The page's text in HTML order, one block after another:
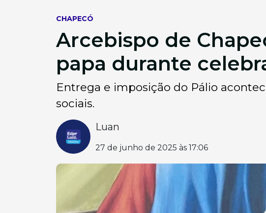
CHAPECÓ
Arcebispo de
papa durante
Entrega e imposição do Pálio
sociais.
Luan
27 de junho de 2025 às 17:06